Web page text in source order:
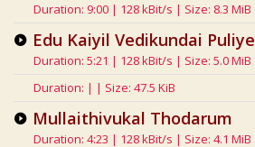
Duration: 9:00 | 128 kBit/s | Size: 8.3 MiB
Edu Kaiyil Vedikundai Puliye
Duration: 5:21 | 128 kBit/s | Size: 5.0 MiB
Duration: | | Size: 47.5 KiB
Mullaithivukal Thodarum
Duration: 4:23 | 128 kBit/s | Size: 4.1 MiB